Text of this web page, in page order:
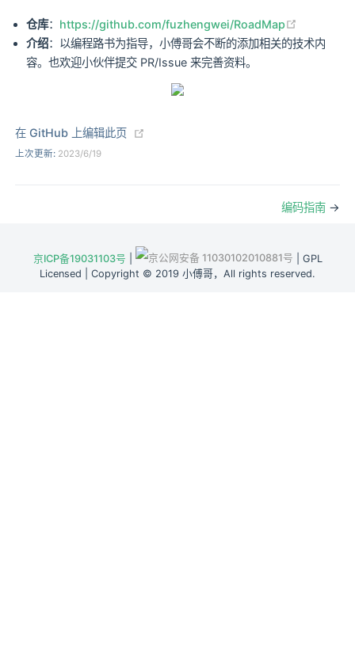
仓库： https://github.com/fuzhengwei/RoadMap
介绍：以编程路书为指导，小傅哥会不断的添加相关的技术内
容。也欢迎小伙伴提交 PR/Issue 来完善资料。
在 GitHub 上编辑此页
上次更新: 2023/6/19
编码指南 →
京ICP备19031103号 京公网安备 11030102010881号 | GPL
Licensed | Copyright © 2019 小傅哥，All rights reserved.